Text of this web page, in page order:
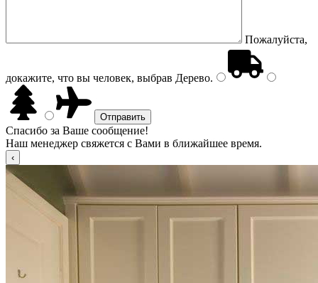
Пожалуйста,
докажите, что вы человек, выбрав Дерево.
Спасибо за Ваше сообщение!
Наш менеджер свяжется с Вами в ближайшее время.